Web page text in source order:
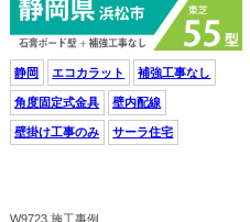
静岡 エコカラット 補強工事なし
角度固定式金具 壁内配線
壁掛け工事のみ サーラ住宅
W9723 施工事例